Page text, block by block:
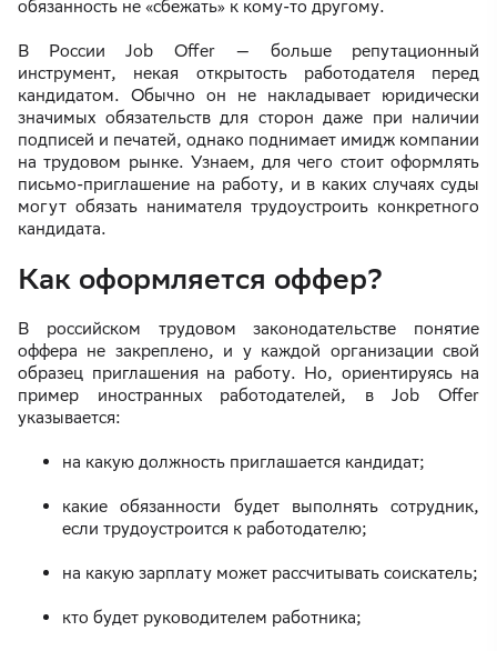
обязанность не «сбежать» к кому-то другому.
В России Job Offer — больше репутационный
инструмент, некая открытость работодателя перед
кандидатом. Обычно он не накладывает юридически
значимых обязательств для сторон даже при наличии
подписей и печатей, однако поднимает имидж компании
на трудовом рынке. Узнаем, для чего стоит оформлять
письмо-приглашение на работу, и в каких случаях суды
могут обязать нанимателя трудоустроить конкретного
кандидата.
Как оформляется оффер?
В российском трудовом законодательстве понятие
оффера не закреплено, и у каждой организации свой
образец приглашения на работу. Но, ориентируясь на
пример иностранных работодателей, в Job Offer
указывается:
на какую должность приглашается кандидат;
какие обязанности будет выполнять сотрудник,
если трудоустроится к работодателю;
на какую зарплату может рассчитывать соискатель;
кто будет руководителем работника;